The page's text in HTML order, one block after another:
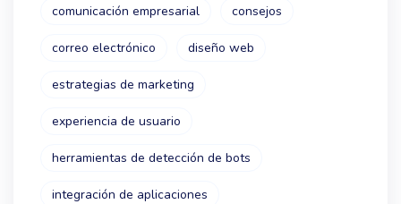
comunicación empresarial consejos
correo electrónico diseño web
estrategias de marketing
experiencia de usuario
herramientas de detección de bots
integración de aplicaciones